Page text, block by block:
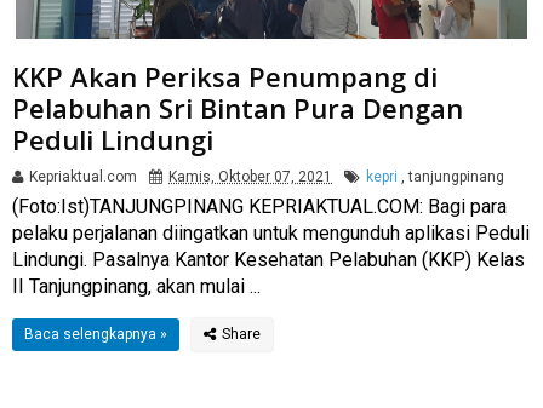
KKP Akan Periksa Penumpang di
Pelabuhan Sri Bintan Pura Dengan
Peduli Lindungi
Kepriaktual.com Kamis, Oktober 07, 2021 kepri tanjungpinang
(Foto:Ist)TANJUNGPINANG KEPRIAKTUAL.COM: Bagi para
pelaku perjalanan diingatkan untuk mengunduh aplikasi Peduli
Lindungi. Pasalnya Kantor Kesehatan Pelabuhan (KKP) Kelas
II Tanjungpinang, akan mulai ...
Baca selengkapnya »